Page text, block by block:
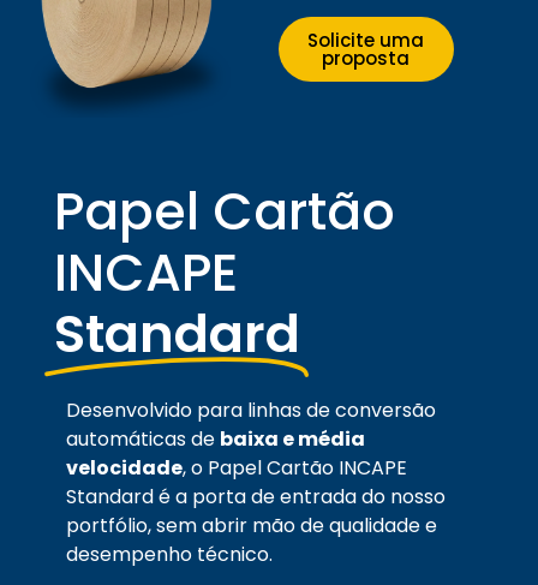
Solicite uma
proposta
Papel Cartão
INCAPE
Standard
Desenvolvido para linhas de conversão
automáticas de baixa e média
velocidade, o Papel Cartão INCAPE
Standard é a porta de entrada do nosso
portfólio, sem abrir mão de qualidade e
desempenho técnico.